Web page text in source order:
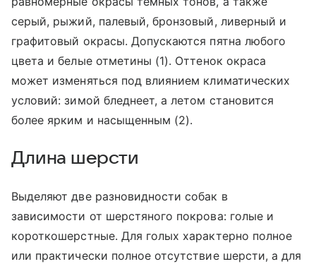
серый, рыжий, палевый, бронзовый, ливерный и
графитовый окрасы. Допускаются пятна любого
цвета и белые отметины (1). Оттенок окраса
может изменяться под влиянием климатических
условий: зимой бледнеет, а летом становится
более ярким и насыщенным (2).
Длина шерсти
Выделяют две разновидности собак в
зависимости от шерстяного покрова: голые и
короткошерстные. Для голых характерно полное
или практически полное отсутствие шерсти, а для